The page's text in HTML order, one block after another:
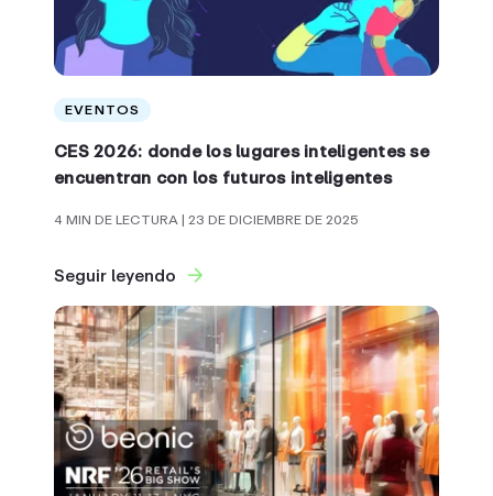
EVENTOS
CES 2026: donde los lugares inteligentes se
encuentran con los futuros inteligentes
4 MIN DE LECTURA| 23 DE DICIEMBRE DE 2025
Seguir leyendo